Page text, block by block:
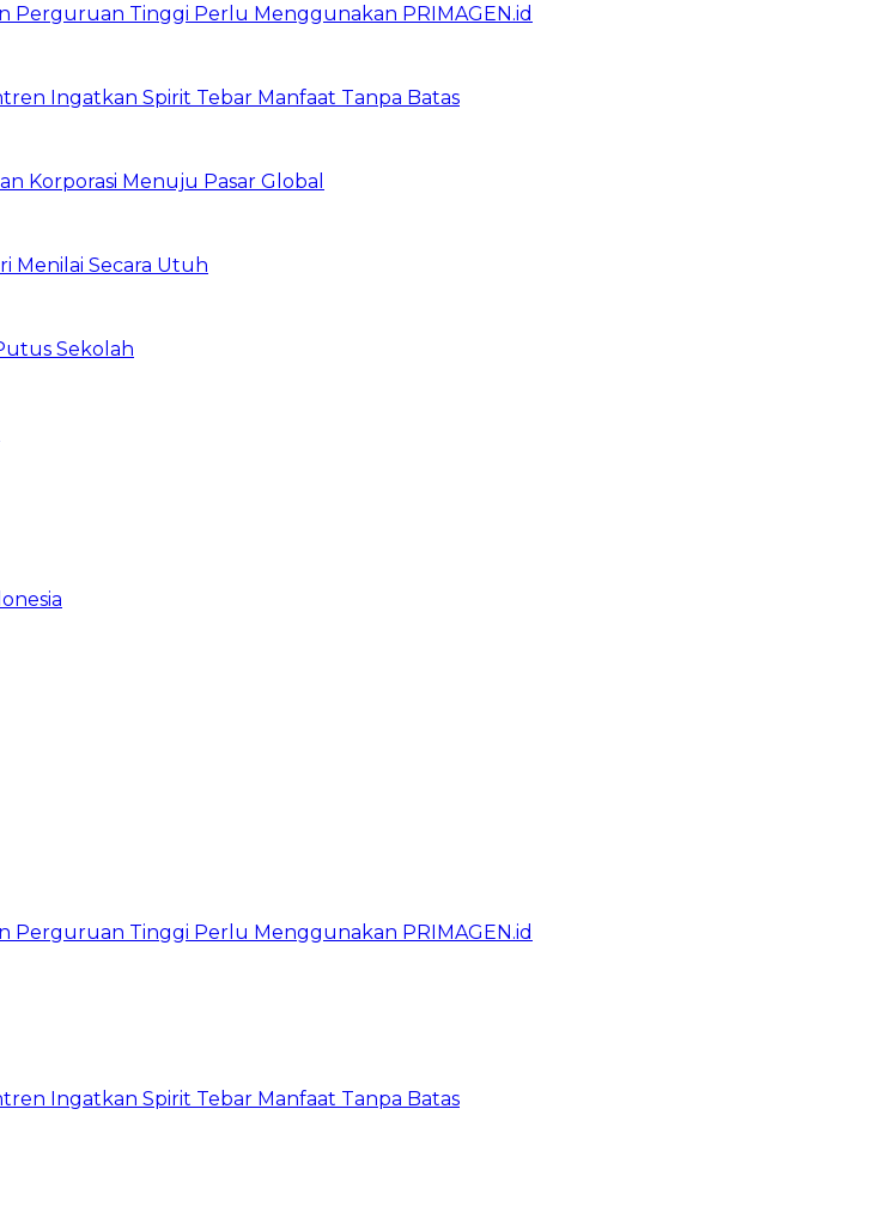
Perguruan Tinggi Perlu Menggunakan PRIMAGEN.id
Ingatkan Spirit Tebar Manfaat Tanpa Batas
Korporasi Menuju Pasar Global
Menilai Secara Utuh
Sekolah
Perguruan Tinggi Perlu Menggunakan PRIMAGEN.id
Ingatkan Spirit Tebar Manfaat Tanpa Batas